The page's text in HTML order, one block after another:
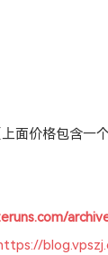
面价格包含一